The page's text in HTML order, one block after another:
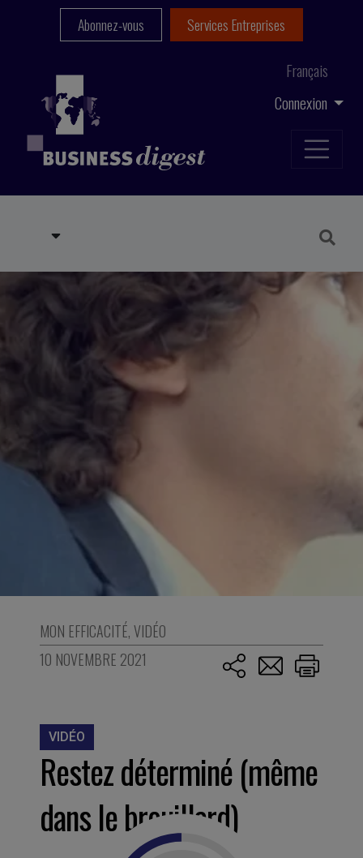
Connexion
Français
Abonnez-vous Services Entreprises
MON EFFICACITÉ,VIDÉO
10 NOVEMBRE 2021
VIDÉO
Restez déterminé (même
dans le brouillard)